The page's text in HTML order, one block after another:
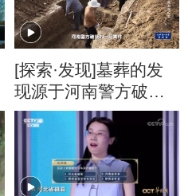
[探索·发现]墓葬的发
现源于河南警方破获
的一起案件